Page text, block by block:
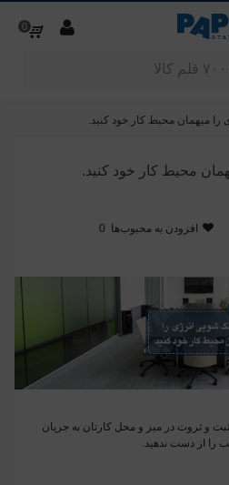
0
را میهمان محیط کار خود کنید.
محیط کار خود کنید.
افزودن به محبوب‌ها 0
و ثروت در میز و محل کارتان به جریان
را از دست ندهید.